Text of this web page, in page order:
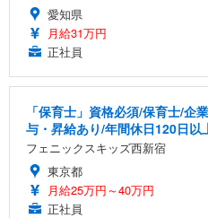
愛知県
月給31万円
正社員
「保育士」資格必須/保育士/企
与・昇給あり/年間休日120日以
フェニックスキッズ西新宿
東京都
月給25万円～40万円
正社員